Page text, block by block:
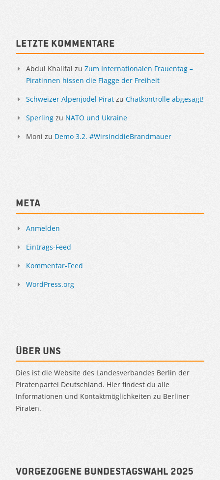
Sidebar
Letzte Kommentare
Abdul Khalifal zu Zum Internationalen Frauentag –
Piratinnen hissen die Flagge der Freiheit
Schweizer Alpenjodel Pirat zu Chatkontrolle abgesagt!
Sperling zu NATO und Ukraine
Moni zu Demo 3.2. #WirsinddieBrandmauer
Meta
Anmelden
Eintrags-Feed
Kommentar-Feed
WordPress.org
Über uns
Dies ist die Website des Landesverbandes Berlin der
Piratenpartei Deutschland. Hier findest du alle
Informationen und Kontaktmöglichkeiten zu Berliner
Piraten.
Vorgezogene Bundestagswahl 2025